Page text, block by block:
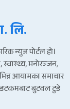
लि.
न्युज पोर्टल हो।
स्वास्थ्य, मनोरञ्जन,
आयामका समाचार
बुटवल टुडे